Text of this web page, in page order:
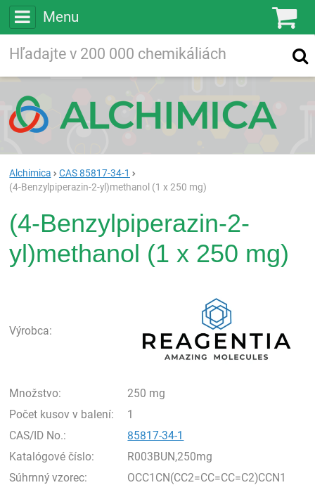
Menu
Vyhľadávanie
Alchimica
CAS 85817-34-1
(4-Benzylpiperazin-2-yl)methanol (1 x 250 mg)
(4-Benzylpiperazin-2-
yl)methanol (1 x 250 mg)
Výrobca:
Množstvo:
250 mg
Počet kusov v balení:
1
CAS/ID No.:
85817-34-1
Katalógové číslo:
R003BUN,250mg
Súhrnný vzorec:
OCC1CN(CC2=CC=CC=C2)CCN1